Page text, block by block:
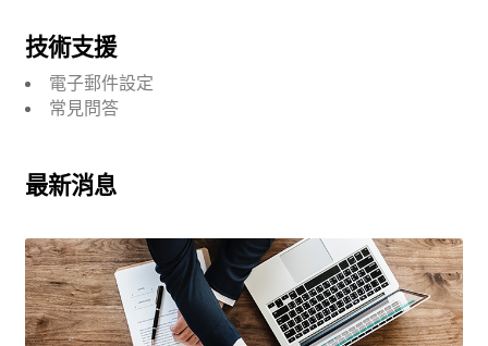
技術支援
電子郵件設定
常見問答
最新消息